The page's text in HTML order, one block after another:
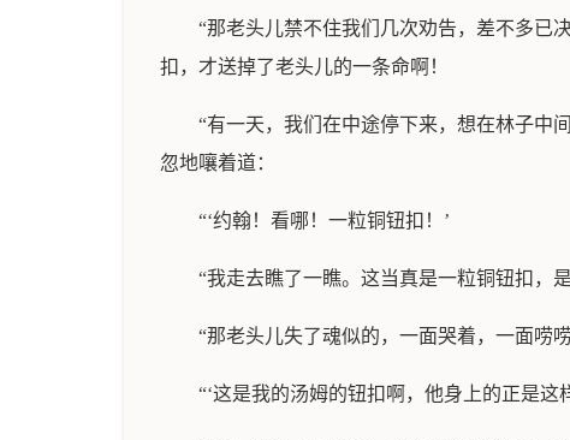
“那老头儿禁不住我们几次劝告，差不多已
扣，才送掉了老头儿的一条命啊！
“有一天，我们在中途停下来，想在林子中
忽地嚷着道：
“‘约翰！看哪！一粒铜钮扣！’
“我走去瞧了一瞧。这当真是一粒铜钮扣，
“那老头儿失了魂似的，一面哭着，一面唠唠
“‘这是我的汤姆的钮扣啊，他身上的正是